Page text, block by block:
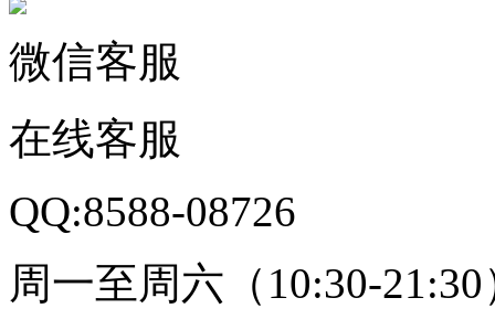
微信客服
在线客服
QQ:8588-08726
周一至周六（10:30-21:30